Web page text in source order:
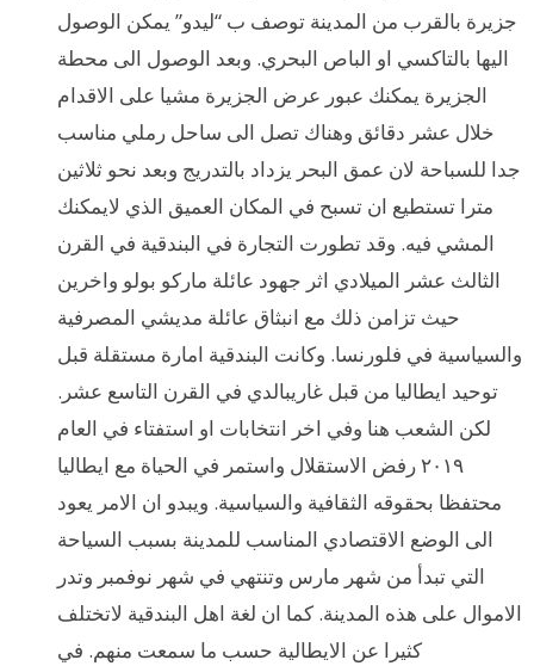
جزيرة بالقرب من المدينة توصف ب “ليدو” يمكن الوصول
اليها بالتاكسي او الباص البحري. وبعد الوصول الى محطة
الجزيرة يمكنك عبور عرض الجزيرة مشيا على الاقدام
خلال عشر دقائق وهناك تصل الى ساحل رملي مناسب
جدا للسباحة لان عمق البحر يزداد بالتدريج وبعد نحو ثلاثين
مترا تستطيع ان تسبح في المكان العميق الذي لايمكنك
المشي فيه. وقد تطورت التجارة في البندقية في القرن
الثالث عشر الميلادي اثر جهود عائلة ماركو بولو واخرين
حيث تزامن ذلك مع انبثاق عائلة مديشي المصرفية
والسياسية في فلورنسا. وكانت البندقية امارة مستقلة قبل
توحيد ايطاليا من قبل غاريبالدي في القرن التاسع عشر.
لكن الشعب هنا وفي اخر انتخابات او استفتاء في العام
٢٠١٩ رفض الاستقلال واستمر في الحياة مع ايطاليا
محتفظا بحقوقه الثقافية والسياسية. ويبدو ان الامر يعود
الى الوضع الاقتصادي المناسب للمدينة بسبب السياحة
التي تبدأ من شهر مارس وتنتهي في شهر نوفمبر وتدر
الاموال على هذه المدينة. كما ان لغة اهل البندقية لاتختلف
كثيرا عن الايطالية حسب ما سمعت منهم. في